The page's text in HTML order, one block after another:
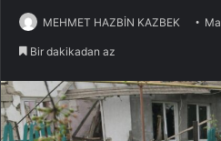
MEHMET HAZBİN KAZBEK
Bir dakikadan az